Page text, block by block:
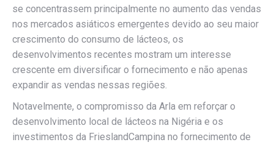
se concentrassem principalmente no aumento das vendas
nos mercados asiáticos emergentes devido ao seu maior
crescimento do consumo de lácteos, os
desenvolvimentos recentes mostram um interesse
crescente em diversificar o fornecimento e não apenas
expandir as vendas nessas regiões.
Notavelmente, o compromisso da Arla em reforçar o
desenvolvimento local de lácteos na Nigéria e os
investimentos da FrieslandCampina no fornecimento de